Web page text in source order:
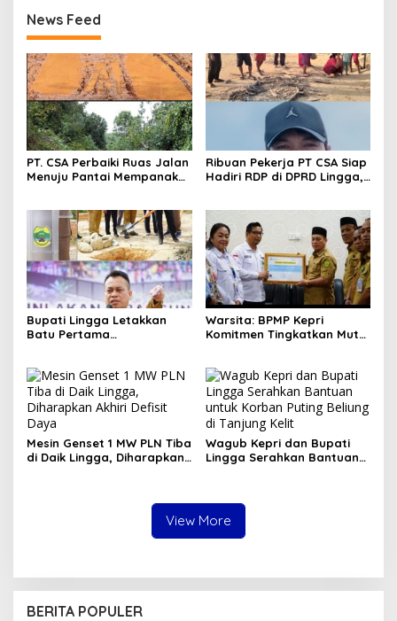
News Feed
PT. CSA Perbaiki Ruas Jalan
Menuju Pantai Mempanak
Ribuan Pekerja PT CSA Siap
Hadiri RDP di DPRD Lingga,
Bupati Lingga Letakkan
Batu Pertama
Warsita: BPMP Kepri
Komitmen Tingkatkan Mutu
Mesin Genset 1 MW PLN Tiba
di Daik Lingga, Diharapkan
Wagub Kepri dan Bupati
Lingga Serahkan Bantuan
View More
BERITA POPULER